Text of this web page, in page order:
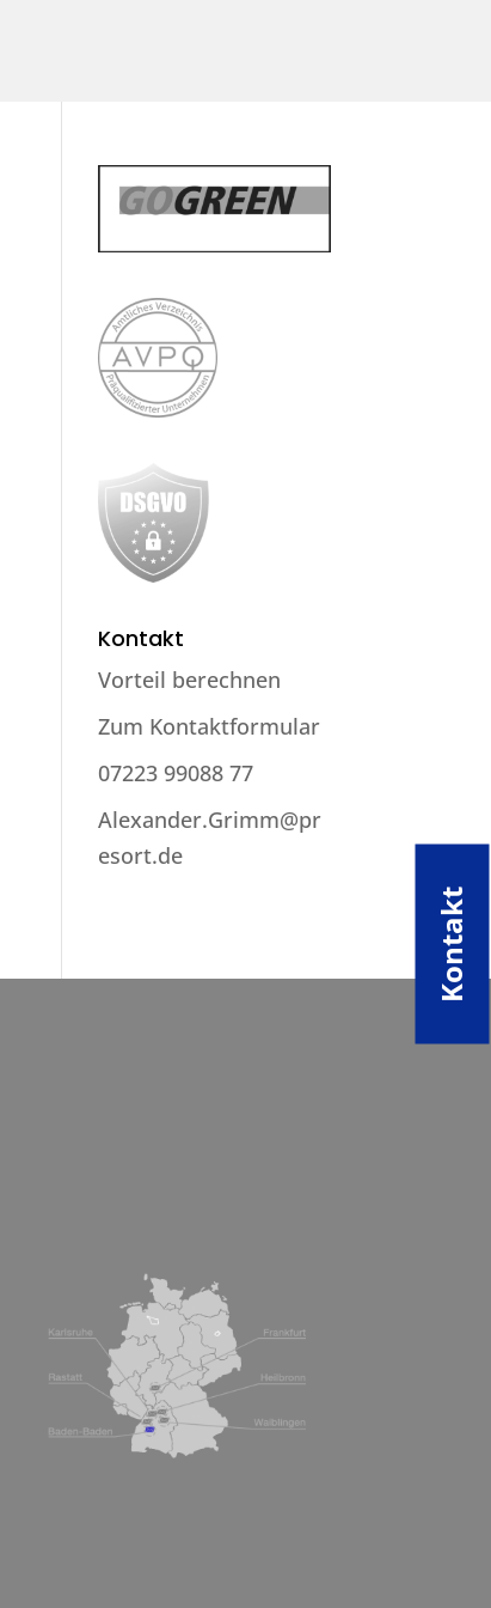
Kontakt
Vorteil berechnen
Zum Kontaktformular
07223 99088 77
Alexander.Grimm@pr
esort.de
Kontakt